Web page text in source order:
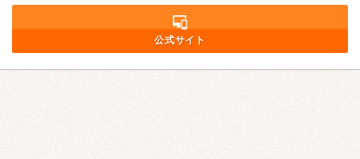
公式サイト